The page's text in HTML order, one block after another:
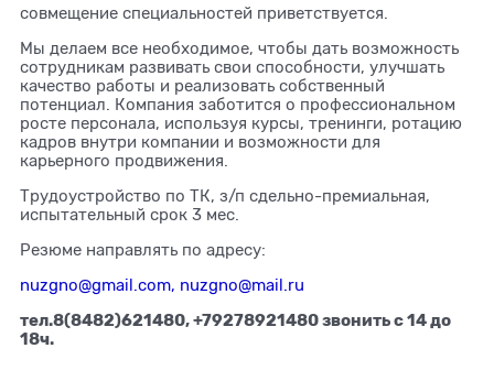
совмещение специальностей приветствуется.
Мы делаем все необходимое, чтобы дать возможность
сотрудникам развивать свои способности, улучшать
качество работы и реализовать собственный
потенциал. Компания заботится о профессиональном
росте персонала, используя курсы, тренинги, ротацию
кадров внутри компании и возможности для
карьерного продвижения.
Трудоустройство по ТК, з/п сдельно-премиальная,
испытательный срок 3 мес.
Резюме направлять по адресу:
nuzgno@gmail.com, nuzgno@mail.ru
тел.8(8482)621480, +79278921480 звонить с 14 до
18ч.